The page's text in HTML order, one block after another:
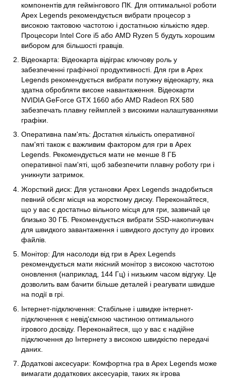
компонентів для геймінгового ПК. Для оптимальної роботи
Apex Legends рекомендується вибрати процесор з
високою тактовою частотою і достатньою кількістю ядер.
Процесори Intel Core i5 або AMD Ryzen 5 будуть хорошим
вибором для більшості гравців.
Відеокарта: Відеокарта відіграє ключову роль у
забезпеченні графічної продуктивності. Для гри в Apex
Legends рекомендується вибрати потужну відеокарту, яка
здатна обробляти високе навантаження. Відеокарти
NVIDIA GeForce GTX 1660 або AMD Radeon RX 580
забезпечать плавну геймплей з високими налаштуваннями
графіки.
Оперативна пам'ять: Достатня кількість оперативної
пам'яті також є важливим фактором для гри в Apex
Legends. Рекомендується мати не менше 8 ГБ
оперативної пам'яті, щоб забезпечити плавну роботу гри і
уникнути затримок.
Жорсткий диск: Для установки Apex Legends знадобиться
певний обсяг місця на жорсткому диску. Переконайтеся,
що у вас є достатньо вільного місця для гри, зазвичай це
близько 30 ГБ. Рекомендується вибрати SSD-накопичувач
для швидкого завантаження і швидкого доступу до ігрових
файлів.
Монітор: Для насолоди від гри в Apex Legends
рекомендується мати якісний монітор з високою частотою
оновлення (наприклад, 144 Гц) і низьким часом відгуку. Це
дозволить вам бачити більше деталей і реагувати швидше
на події в грі.
Інтернет-підключення: Стабільне і швидке інтернет-
підключення є невід'ємною частиною оптимального
ігрового досвіду. Переконайтеся, що у вас є надійне
підключення до Інтернету з високою швидкістю передачі
даних.
Додаткові аксесуари: Комфортна гра в Apex Legends може
вимагати додаткових аксесуарів, таких як ігрова